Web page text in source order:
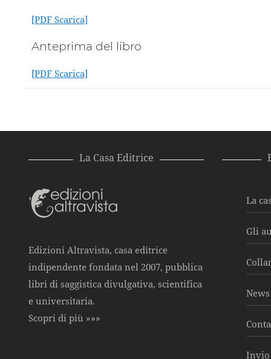
[PDF Scarica]
Anteprima del libro
[PDF Scarica]
La Casa Editrice
Edizioni Altravista, casa editrice
indipendente fondata nel 2007, pubblica
libri di saggistica divulgativa, scientifica
e universitaria.
Scopri di più »»»
La
Gli
Invio